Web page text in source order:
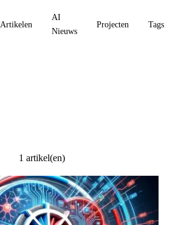
Artikelen
AI
Nieuws
Projecten Tags
1 artikel(en)